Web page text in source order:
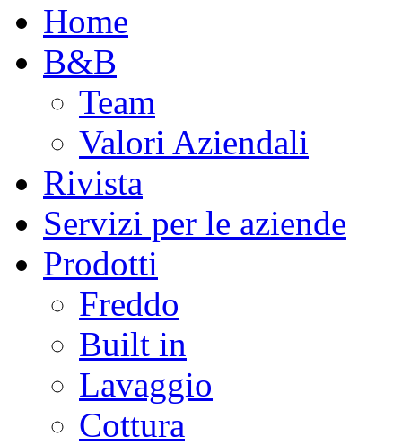
Home
B&B
Team
Valori Aziendali
Rivista
Servizi per le aziende
Prodotti
Freddo
Built in
Lavaggio
Cottura